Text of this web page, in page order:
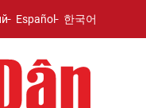
Español 한국어